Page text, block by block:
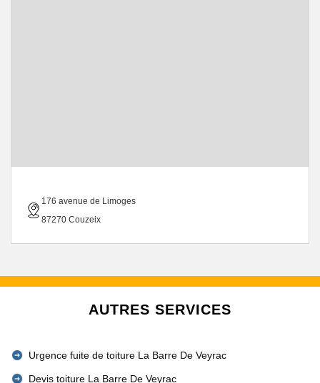
176 avenue de Limoges
87270 Couzeix
AUTRES SERVICES
Urgence fuite de toiture La Barre De Veyrac
Devis toiture La Barre De Veyrac